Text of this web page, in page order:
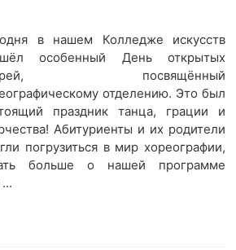
в нашем Колледже искусств
особенный День открытых
посвящённый
отделению. Это был
праздник танца, грации и
Абитуриенты и их родители
погрузиться в мир хореографии,
больше о нашей программе